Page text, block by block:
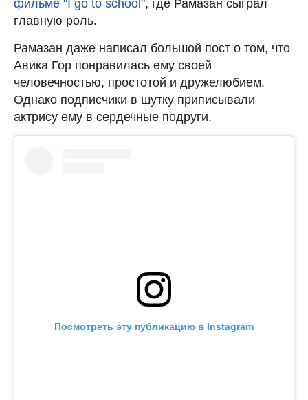
фильме "I go to school", где Рамазан сыграл
главную роль.
Рамазан даже написал большой пост о том, что
Авика Гор понравилась ему своей
человечностью, простотой и дружелюбием.
Однако подписчики в шутку приписывали
актрису ему в сердечные подруги.
Посмотреть эту публикацию в Instagram